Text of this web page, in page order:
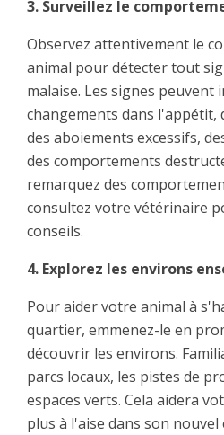
3. Surveillez le
Observez attentivement le
animal pour détecter tout
malaise. Les signes peuvent
changements dans l'appétit,
des aboiements excessifs,
des comportements
remarquez des
consultez votre vétérinaire
conseils.
4. Explorez les environs
Pour aider votre animal à
quartier, emmenez-le en
découvrir les environs.
parcs locaux, les pistes de
espaces verts. Cela aidera
plus à l'aise dans son